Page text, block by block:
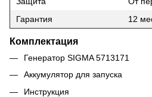
Гарантия
12
Комплектация
Генератор SIGMA 5713171
Аккумулятор для запуска
Инструкция